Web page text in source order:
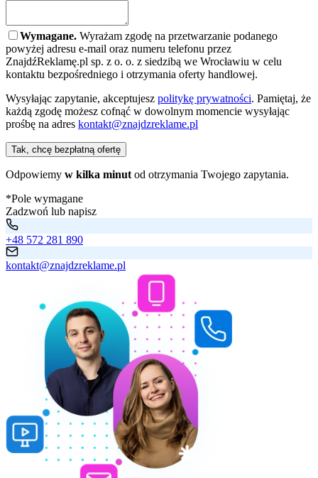
Wymagane. Wyrażam zgodę na przetwarzanie podanego
powyżej adresu e-mail oraz numeru telefonu przez
ZnajdźReklamę.pl sp. z o. o. z siedzibą we Wrocławiu w celu
kontaktu bezpośredniego i otrzymania oferty handlowej.
Wysyłając zapytanie, akceptujesz politykę prywatności. Pamiętaj, że
każdą zgodę możesz cofnąć w dowolnym momencie wysyłając
prośbę na adres kontakt@znajdzreklame.pl
Tak, chcę bezpłatną ofertę
Odpowiemy w kilka minut od otrzymania Twojego zapytania.
*Pole wymagane
Zadzwoń lub napisz
+48 572 281 890
kontakt@znajdzreklame.pl